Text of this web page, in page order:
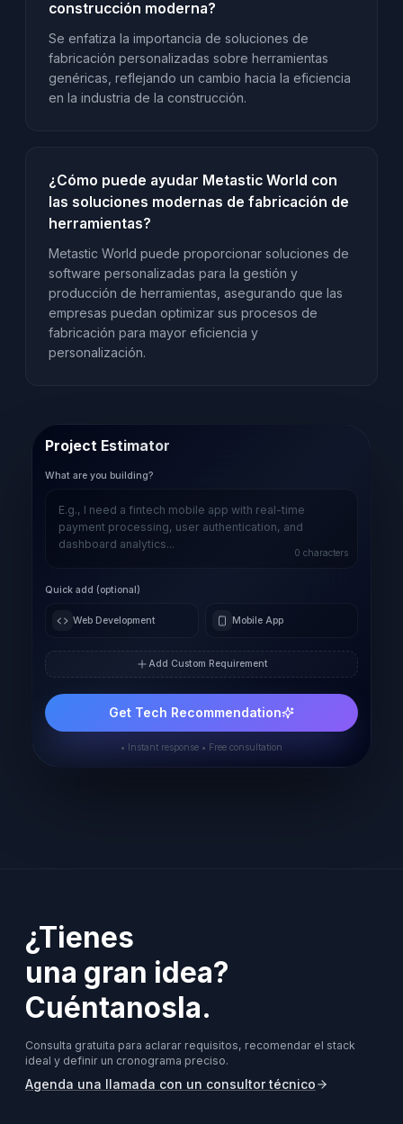
construcción moderna?
Se enfatiza la importancia de soluciones de
fabricación personalizadas sobre herramientas
genéricas, reflejando un cambio hacia la eficiencia
en la industria de la construcción.
¿Cómo puede ayudar Metastic World con
las soluciones modernas de fabricación de
herramientas?
Metastic World puede proporcionar soluciones de
software personalizadas para la gestión y
producción de herramientas, asegurando que las
empresas puedan optimizar sus procesos de
fabricación para mayor eficiencia y
personalización.
Project Estimator
What are you building?
0 characters
Quick add (optional)
Web Development Mobile App
Add Custom Requirement
Get Tech Recommendation
• Instant response • Free consultation
¿Tienes
una gran idea?
Cuéntanosla.
Consulta gratuita para aclarar requisitos, recomendar el stack
ideal y definir un cronograma preciso.
Agenda una llamada con un consultor técnico